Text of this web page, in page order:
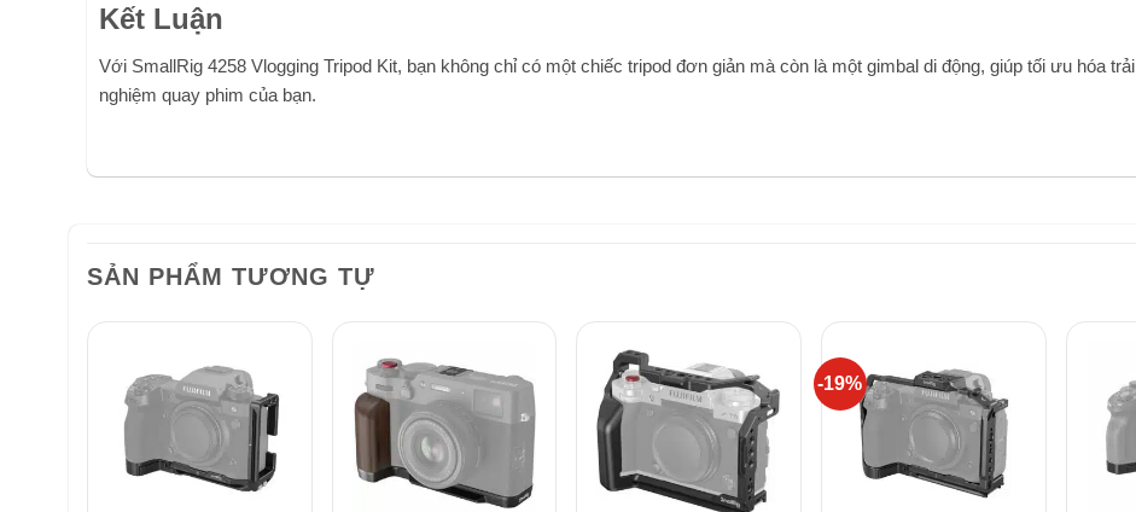
Kết Luận
Với SmallRig 4258 Vlogging Tripod Kit, bạn không chỉ có một chiếc tripod đơn giản mà còn là một gimbal di động, giúp tối ưu hóa trải
nghiệm quay phim của bạn.
SẢN PHẨM TƯƠNG TỰ
-19%